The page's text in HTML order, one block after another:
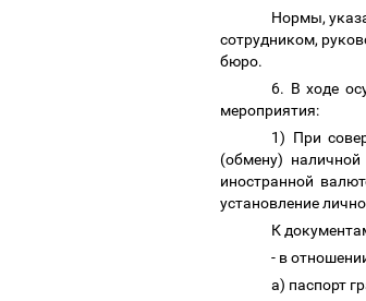
Нормы,
сотрудником,
бюро.
6. В ходе
мероприятия:
1) При
(обмену)
иностранной
установление
К
- в
а) паспорт